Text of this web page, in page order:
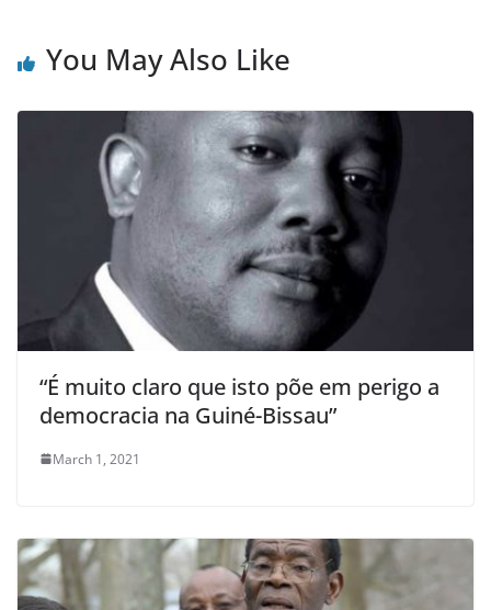
You May Also Like
“É muito claro que isto põe em perigo a
democracia na Guiné-Bissau”
March 1, 2021